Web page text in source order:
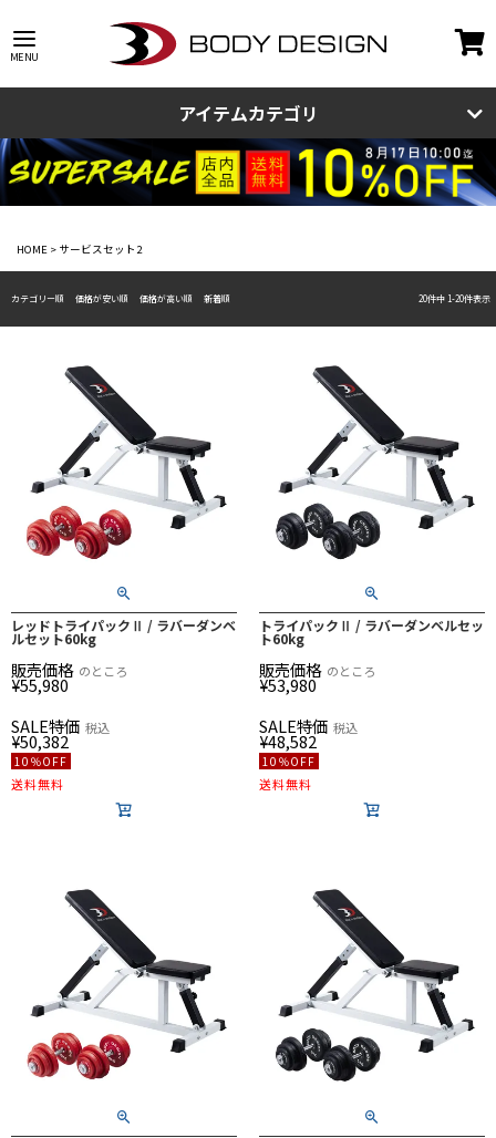
アイテムカテゴリ
HOME サービスセット2
カテゴリー順 価格が安い順 価格が高い順 新着順 20件中1-20件表示
レッドトライパックⅡ / ラバーダンベ
ルセット60kg
販売価格
¥55,980
のところ
SALE特価
¥50,382
税込
10％OFF
送料無料
トライパックⅡ / ラバーダンベルセッ
ト60kg
販売価格
¥53,980
のところ
SALE特価
¥48,582
税込
10％OFF
送料無料